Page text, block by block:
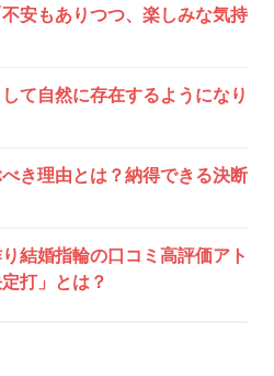
安もありつつ、楽しみな気持
て自然に存在するようになり
き理由とは？納得できる決断
結婚指輪の口コミ高評価アト
打」とは？